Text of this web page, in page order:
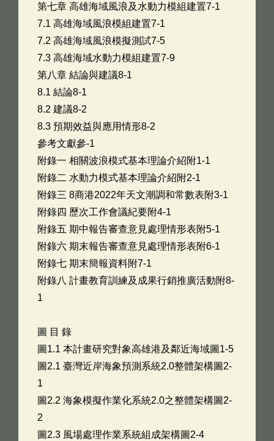
第七章 高雄海域風浪及水動力模組建置7-1
7.1 高雄海域風浪模組建置7-1
7.2 高雄海域風浪模擬測試7-5
7.3 高雄海域水動力模組建置7-9
第八章 結論與建議8-1
8.1 結論8-1
8.2 建議8-2
8.3 預期效益與應用情形8-2
參考文獻參-1
附錄一 相關波浪模式基本理論介紹附1-1
附錄二 水動力模式基本理論介紹附2-1
附錄三 8商港2022年天文潮調和常數表附3-1
附錄四 歷次工作會議紀要附4-1
附錄五 期中報告審查意見處理情形表附5-1
附錄六 期末報告審查意見處理情形表附6-1
附錄七 期末簡報資料附7-1
附錄八 計畫教育訓練及成果行銷推廣活動附8-
1
圖 目 錄
圖1.1 本計畫研究對象高雄港及鄰近海域圖1-5
圖2.1 臺灣近岸海象預測系統2.0整體架構圖2-
1
圖2.2 海象模擬作業化系統2.0之整體架構圖2-
2
圖2.3 風場處理作業系統組成架構圖2-4